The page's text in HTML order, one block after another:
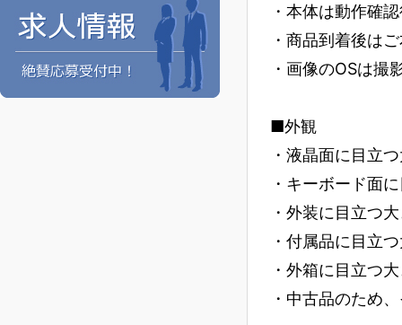
・本体は動作確
・商品到着後は
・画像のOSは撮
■外観
・液晶面に目立
・キーボード面
・外装に目立つ
・付属品に目立
・外箱に目立つ
・中古品のため